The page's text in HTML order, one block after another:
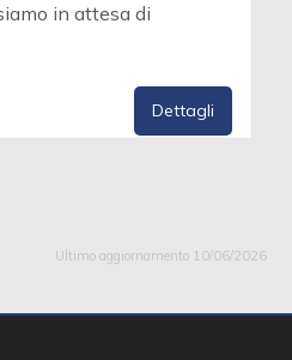
in attesa di
Dettagli
Ultimo aggiornamento 10/06/2026